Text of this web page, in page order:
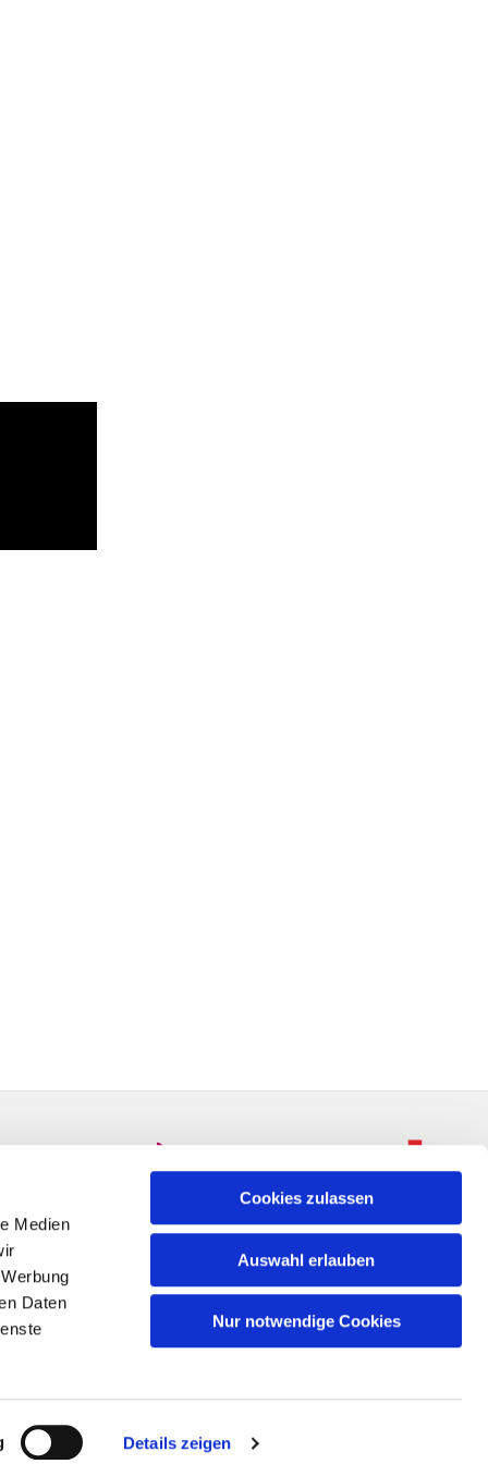
Medien
Daten
Details zeigen
Cookies zulassen
Auswahl erlauben
Nur notwendige Cookies